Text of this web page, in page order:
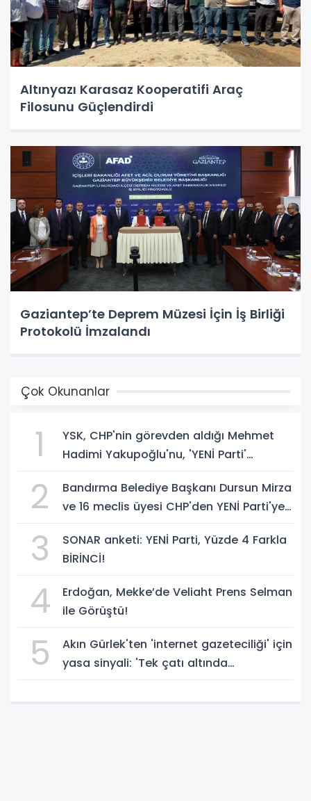
Altınyazı Karasaz Kooperatifi Araç
Filosunu Güçlendirdi
Gaziantep’te Deprem Müzesi İçin İş Birliği
Protokolü İmzalandı
Çok Okunanlar
1
YSK, CHP'nin görevden aldığı Mehmet
Hadimi Yakupoğlu'nu, 'YENİ Parti'
2
Bandırma Belediye Başkanı Dursun Mirza
ve 16 meclis üyesi CHP'den YENİ Parti'ye
3
SONAR anketi: YENİ Parti, Yüzde 4 Farkla
BİRİNCİ!
4
Erdoğan, Mekke’de Veliaht Prens Selman
ile Görüştü!
5
Akın Gürlek'ten 'internet gazeteciliği' için
yasa sinyali: 'Tek çatı altında